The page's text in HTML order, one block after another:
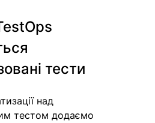
тести
над
тестом додаємо